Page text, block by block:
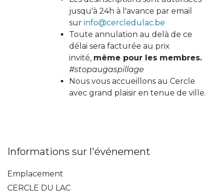
jusqu'à 24h à l'avance par email
sur info@cercledulac.be
Toute annulation au delà de ce
délai sera facturée au prix
invité, même pour les membres.
#stopaugaspillage
Nous vous accueillons au Cercle
avec grand plaisir en tenue de ville.
Informations sur l'événement
Emplacement
CERCLE DU LAC